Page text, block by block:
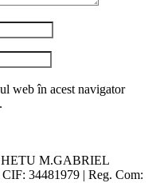
web în acest navigator
M.GABRIEL
34481979 | Reg. Com: